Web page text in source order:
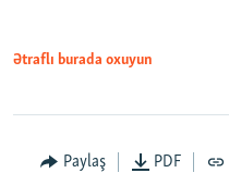
Ətraflı burada oxuyun
Paylaş PDF